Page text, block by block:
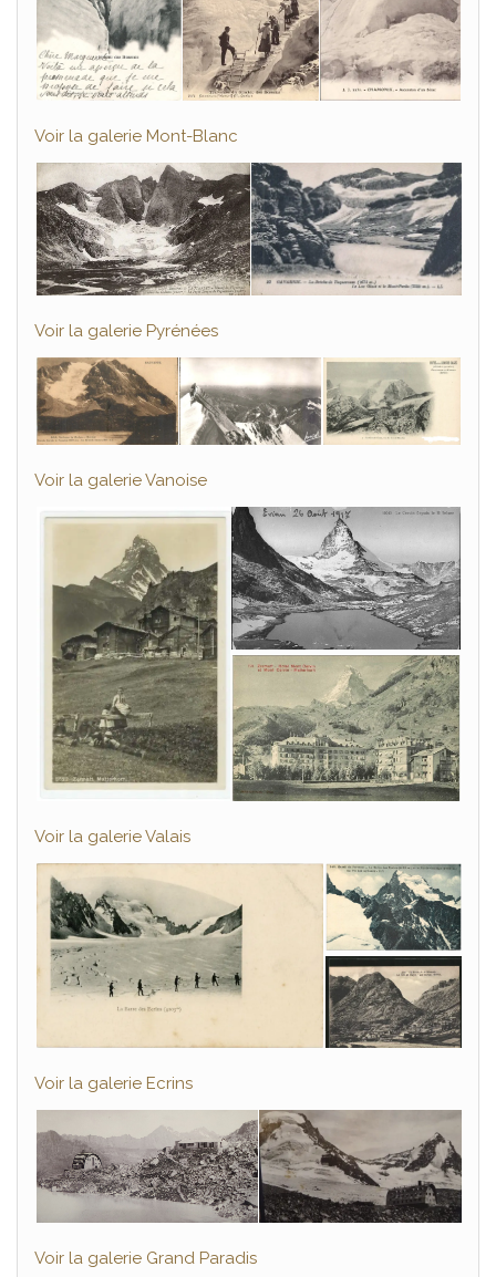
Voir la galerie Mont-Blanc
Voir la galerie Pyrénées
Voir la galerie Vanoise
Voir la galerie Valais
Voir la galerie Ecrins
Voir la galerie Grand Paradis